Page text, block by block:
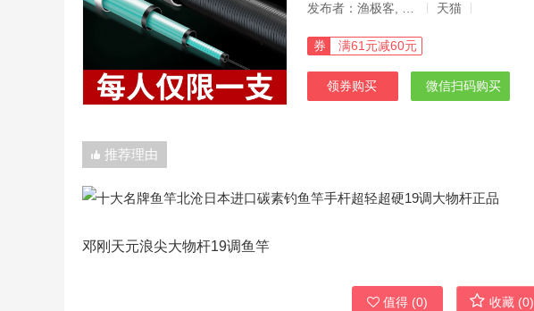
天猫
券 满61元减60元
领券购买 微信扫码购买
推荐理由
邓刚天元浪尖大物杆19调鱼竿
值得 (0) 收藏 (0)